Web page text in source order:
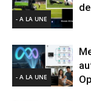
- A LA UNE
- A LA UNE